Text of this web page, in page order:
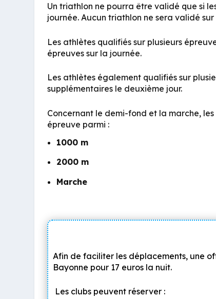
Un triathlon ne pourra être validé que si
journée. Aucun triathlon ne sera validé
Les athlètes qualifiés sur plusieurs
épreuves sur la journée.
Les athlètes également qualifiés sur
supplémentaires le deuxième jour.
Concernant le demi-fond et la marche,
épreuve parmi :
1000 m
2000 m
Marche
Afin de faciliter les déplacements, une
Bayonne pour 17 euros la nuit.
Les clubs peuvent réserver :